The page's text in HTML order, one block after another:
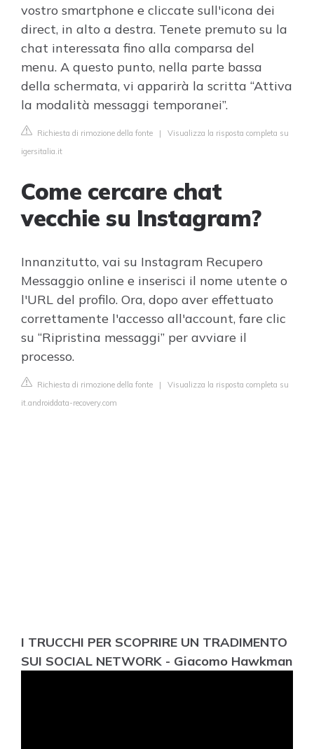
vostro smartphone e cliccate sull'icona dei
direct, in alto a destra. Tenete premuto su la
chat interessata fino alla comparsa del
menu. A questo punto, nella parte bassa
della schermata, vi apparirà la scritta “Attiva
la modalità messaggi temporanei”.
Richiesta di rimozione della fonte | Visualizza la risposta completa su
igersitalia.it
Come cercare chat
vecchie su Instagram?
Innanzitutto, vai su Instagram Recupero
Messaggio online e inserisci il nome utente o
l'URL del profilo. Ora, dopo aver effettuato
correttamente l'accesso all'account, fare clic
su “Ripristina messaggi” per avviare il
processo.
Richiesta di rimozione della fonte | Visualizza la risposta completa su
it.androiddata-recovery.com
I TRUCCHI PER SCOPRIRE UN TRADIMENTO
SUI SOCIAL NETWORK - Giacomo Hawkman